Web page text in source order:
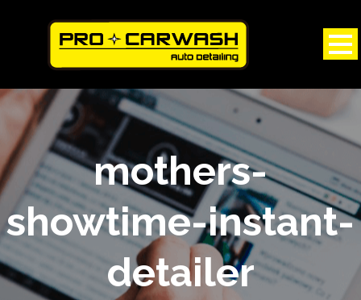
mothers-
showtime-instant-
detailer